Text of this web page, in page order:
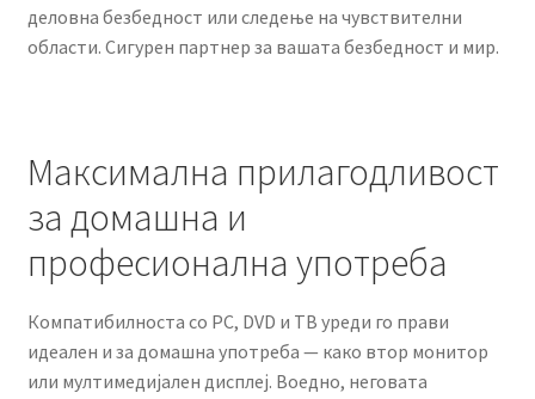
деловна безбедност или следење на чувствителни
области. Сигурен партнер за вашата безбедност и мир.
Максимална прилагодливост
за домашна и
професионална употреба
Компатибилноста со PC, DVD и ТВ уреди го прави
идеален и за домашна употреба — како втор монитор
или мултимедијален дисплеј. Воедно, неговата